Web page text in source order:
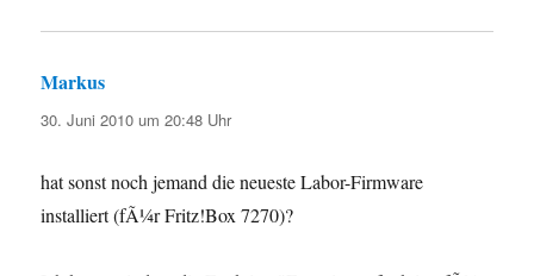
Markus
30. Juni 2010 um 20:48 Uhr
hat sonst noch jemand die neueste Labor-Firmware
installiert (fÃ¼r Fritz!Box 7270)?